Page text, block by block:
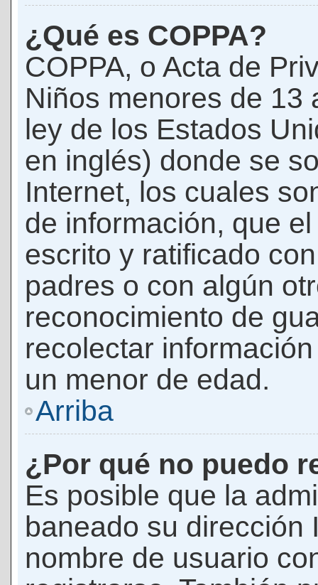
¿Qué es COPPA?
COPPA, o Acta de
Niños menores de 13
ley de los Estados
en inglés) donde se
Internet, los cuales
de información, que
escrito y ratificado
padres o con algún
reconocimiento de
recolectar
un menor de edad.
Arriba
¿Por qué no puedo
Es posible que la
baneado su dirección
nombre de usuario